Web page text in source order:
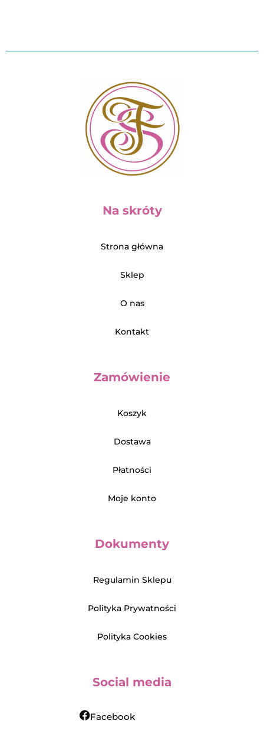
Na skróty
Strona główna
Sklep
O nas
Kontakt
Zamówienie
Koszyk
Dostawa
Płatności
Moje konto
Dokumenty
Regulamin Sklepu
Polityka Prywatności
Polityka Cookies
Social media
Facebook